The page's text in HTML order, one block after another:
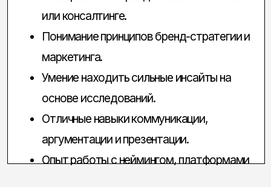
10+
человек в команде
Повышаем квалификацию и проходим
Для повышения квалификации мы
регулярно проходим обучение в ведущих
профильных вузах страны. Это позволяет